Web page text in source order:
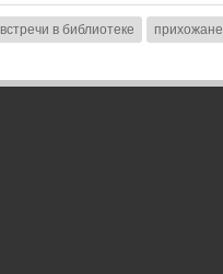
встречи в библиотеке прихожане